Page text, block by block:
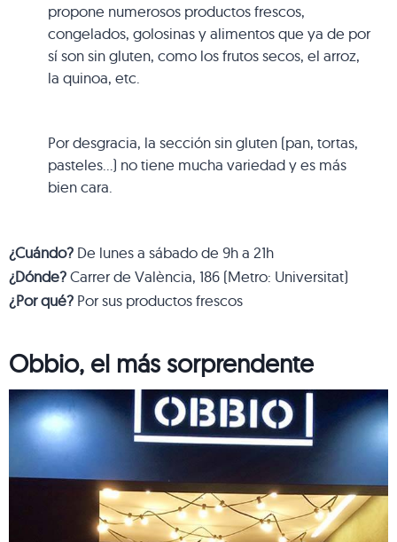
propone numerosos productos frescos,
congelados, golosinas y alimentos que ya de por
sí son sin gluten, como los frutos secos, el arroz,
la quinoa, etc.
Por desgracia, la sección sin gluten (pan, tortas,
pasteles…) no tiene mucha variedad y es más
bien cara.
¿Cuándo? De lunes a sábado de 9h a 21h
¿Dónde?Carrer de València, 186 (Metro: Universitat)
¿Por qué? Por sus productos frescos
Obbio, el más sorprendente